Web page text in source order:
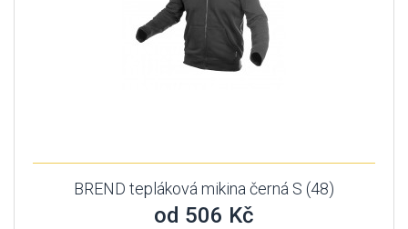
BREND tepláková mikina černá S (48)
od 506 Kč